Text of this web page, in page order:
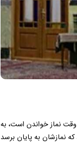
وقت نماز خواندن است، به
نمازشان به پایان برسد